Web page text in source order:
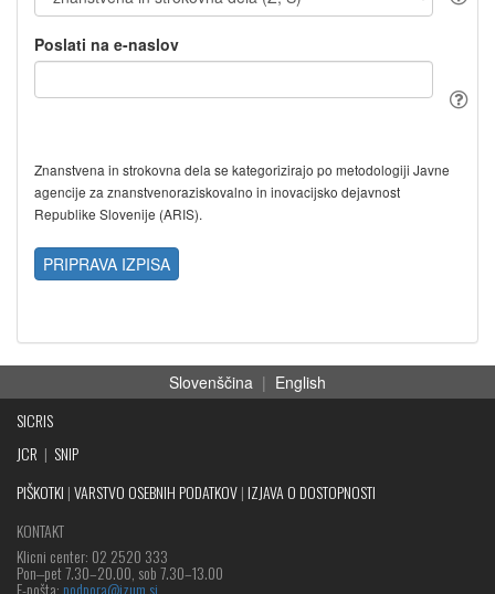
Poslati na e-naslov
Znanstvena in strokovna dela se kategorizirajo po metodologiji Javne
agencije za znanstvenoraziskovalno in inovacijsko dejavnost
Republike Slovenije (ARIS).
PRIPRAVA IZPISA
Slovenščina | English
SICRIS
JCR | SNIP
PIŠKOTKI |VARSTVO OSEBNIH PODATKOV| IZJAVA O DOSTOPNOSTI
KONTAKT
Klicni center: 02 2520 333
Pon‒pet 7.30–20.00, sob 7.30–13.00
E-pošta: podpora@izum.si